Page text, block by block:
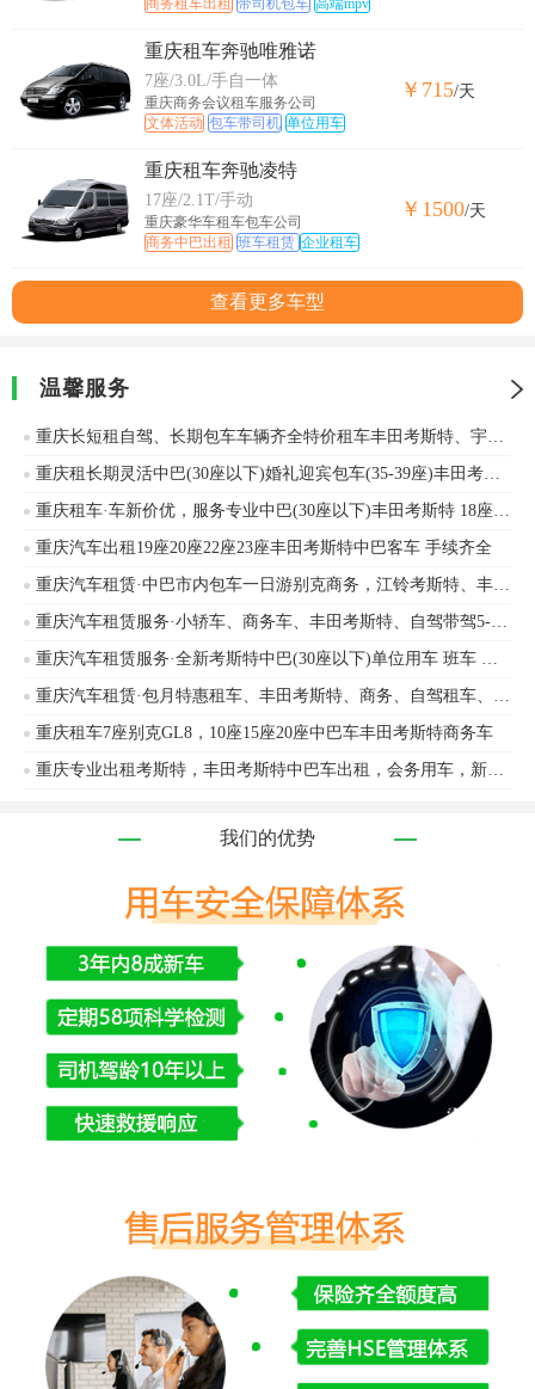
商务租车出租 带司机包车 高端mpv
重庆租车奔驰唯雅诺
7座/3.0L/手自一体
重庆商务会议租车服务公司
文体活动 包车带司机 单位用车
￥715/天
重庆租车奔驰凌特
17座/2.1T/手动
重庆豪华车租车包车公司
商务中巴出租 班车租赁 企业租车
￥1500/天
查看更多车型
温馨服务
重庆长短租自驾、长期包车车辆齐全特价租车丰田考斯特、宇通客车车辆出租
重庆租长期灵活中巴(30座以下)婚礼迎宾包车(35-39座)丰田考斯特
重庆租车·车新价优，服务专业中巴(30座以下)丰田考斯特 18座 10-18座商务租车丰田考斯特、金龙客车等车辆出租
重庆汽车出租19座20座22座23座丰田考斯特中巴客车 手续齐全
重庆汽车租赁·中巴市内包车一日游别克商务，江铃考斯特、丰田考斯特等车辆出租
重庆汽车租赁服务·小轿车、商务车、丰田考斯特、自驾带驾5-55座，接机接送，市内包车
重庆汽车租赁服务·全新考斯特中巴(30座以下)单位用车 班车 豪华版丰田考斯特出租 全顺出租丰田考斯特、江铃考斯特等车辆出租
重庆汽车租赁·包月特惠租车、丰田考斯特、商务、自驾租车、企业用车
重庆租车7座别克GL8，10座15座20座中巴车丰田考斯特商务车
重庆专业出租考斯特，丰田考斯特中巴车出租，会务用车，新款考斯特雷尔法
我们的优势